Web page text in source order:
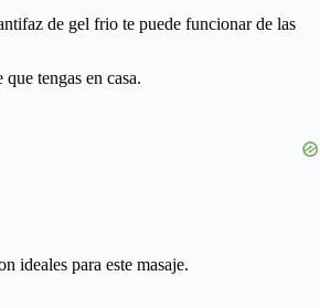
de gel frio te puede funcionar de las
tengas en casa.
ideales para este masaje.